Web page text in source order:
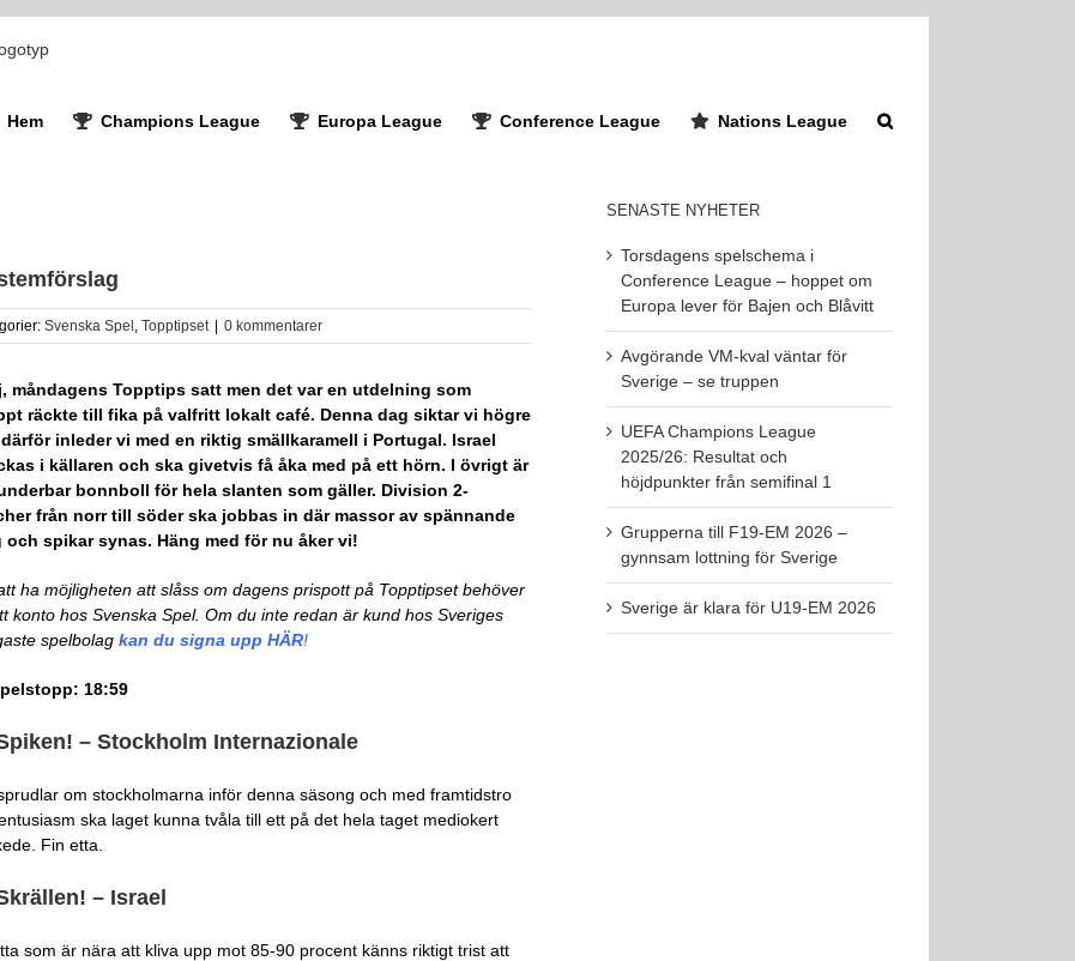
Hem Champions League Europa League Conference League Nations League
Svenska Spel , Topptipset 0 kommentarer
måndagens Topptips satt men det var en utdelning som
räckte till fika på valfritt lokalt café. Denna dag siktar vi högre
inleder vi med en riktig smällkaramell i Portugal. Israel
i källaren och ska givetvis få åka med på ett hörn. I övrigt är
bonnboll för hela slanten som gäller. Division 2-
från norr till söder ska jobbas in där massor av spännande
och spikar synas. Häng med för nu åker vi!
ha möjligheten att slåss om dagens prispott på Topptipset behöver
konto hos Svenska Spel. Om du inte redan är kund hos Sveriges
spelbolag kan du signa upp HÄR!
18:59
– Stockholm Internazionale
om stockholmarna inför denna säsong och med framtidstro
ska laget kunna tvåla till ett på det hela taget mediokert
Fin etta.
– Israel
som är nära att kliva upp mot 85-90 procent känns riktigt trist att
SENASTE NYHETER
Torsdagens spelschema i
Conference League – hoppet om
Europa lever för Bajen och Blåvitt
Avgörande VM-kval väntar för
Sverige – se truppen
UEFA Champions League
2025/26: Resultat och
höjdpunkter från semifinal 1
Grupperna till F19-EM 2026 –
gynnsam lottning för Sverige
Sverige är klara för U19-EM 2026